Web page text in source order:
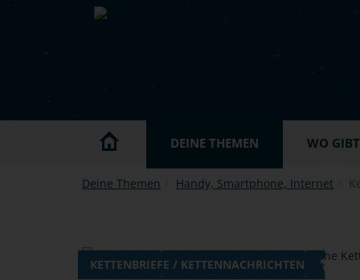
Skip to main content
DEINE THEMEN WO
Deine Themen Handy, Smartphone, Internet
KETTENBRIEFE / KETTENNACHRICHTEN